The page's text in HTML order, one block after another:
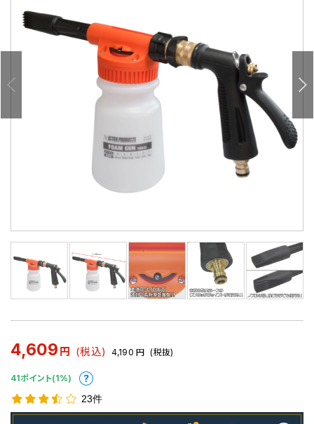
4,609 円 (税込) 4,190 円 (税抜)
41ポイント(1%)
23件